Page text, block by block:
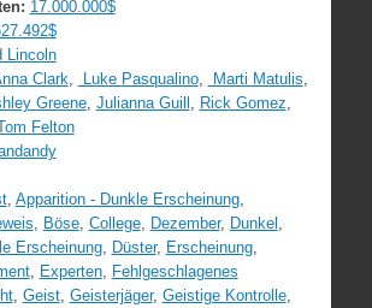
17.000.000$
Lincoln
Clark, Luke Pasqualino, Marti Matulis,
Greene, Julianna Guill , Rick Gomez,
Felton
, Apparition - Dunkle Erscheinung,
, Böse, College, Dezember, Dunkel ,
Erscheinung, Düster, Erscheinung,
, Experten, Fehlgeschlagenes
, Geist, Geisterjäger, Geistige Kontrolle,